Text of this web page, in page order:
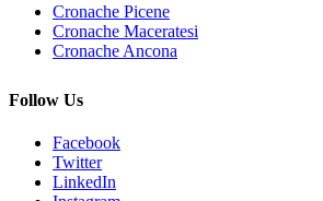
Cronache Picene
Cronache Maceratesi
Cronache Ancona
Follow Us
Facebook
Twitter
LinkedIn